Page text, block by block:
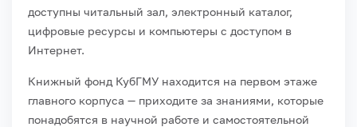
доступны читальный зал, электронный каталог,
цифровые ресурсы и компьютеры с доступом в
Интернет.
Книжный фонд КубГМУ находится на первом этаже
главного корпуса — приходите за знаниями, которые
понадобятся в научной работе и самостоятельной